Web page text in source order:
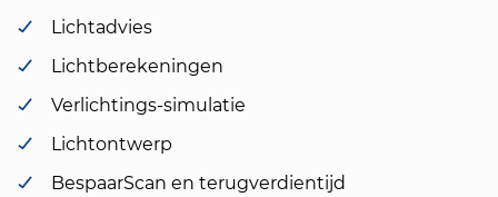
Lichtadvies
Lichtberekeningen
Verlichtings-simulatie
Lichtontwerp
BespaarScan en terugverdientijd